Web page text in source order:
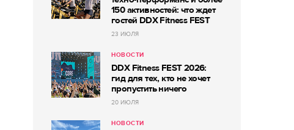
150 активностей: что ждет
гостей DDX Fitness FEST
23 ИЮЛЯ
НОВОСТИ
DDX Fitness FEST 2026:
гид для тех, кто не хочет
пропустить ничего
20 ИЮЛЯ
НОВОСТИ